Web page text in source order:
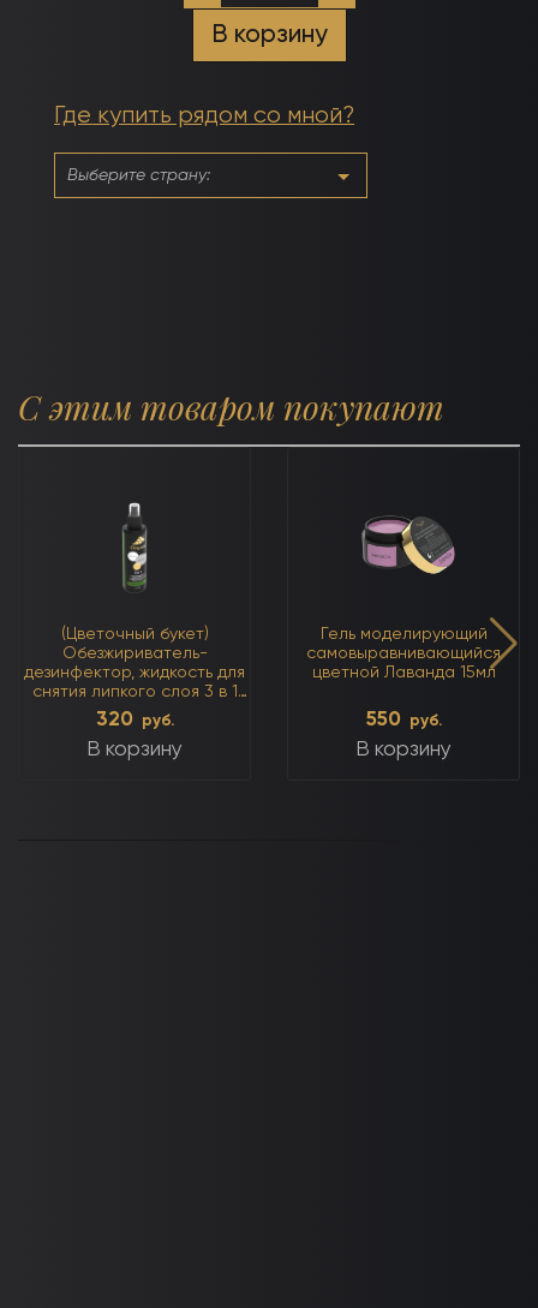
базовый
гель
кисточкой
В корзину
Где купить рядом со мной?
С этим товаром покупают
(Цветочный букет)
Обезжириватель-
дезинфектор, жидкость для
снятия липкого слоя 3 в 1
250мл
320 руб.
В корзину
Гель моделирующий
самовыравнивающийся
цветной Лаванда 15мл
550 руб.
В корзину